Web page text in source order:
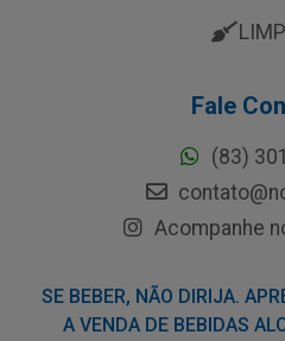
Fale
(83)
Acompanhe
SE BEBER, NÃO DIRIJA.
A VENDA DE BEBIDAS